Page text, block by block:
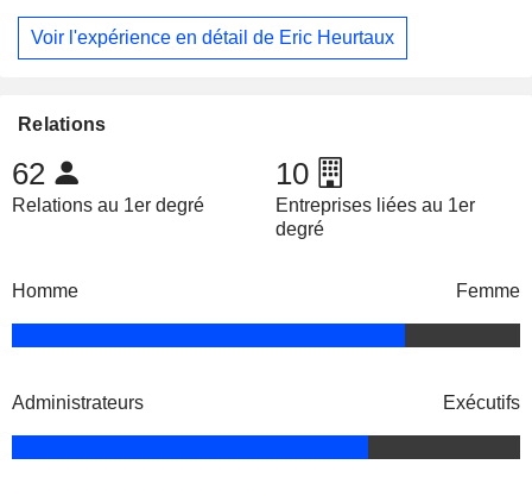
Voir l'expérience en détail de Eric Heurtaux
Relations
62
Relations au 1er degré
10
Entreprises liées au 1er
degré
Homme Femme
Administrateurs Exécutifs